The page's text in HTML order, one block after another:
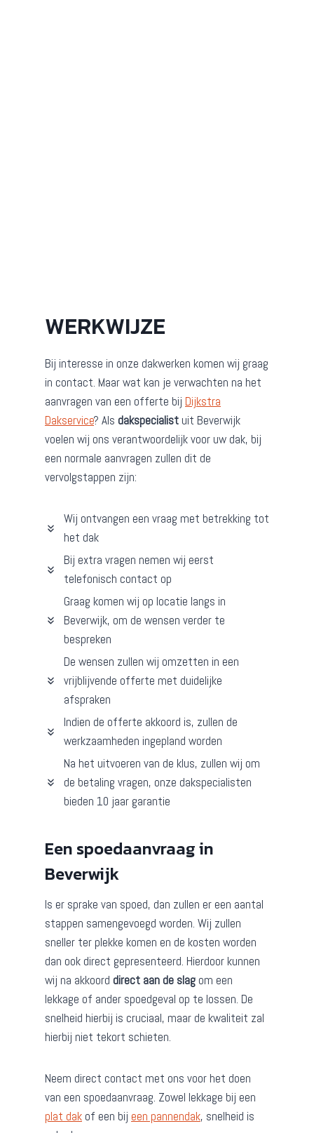
WERKWIJZE
Bij interesse in onze dakwerken komen wij graag
in contact. Maar wat kan je verwachten na het
aanvragen van een offerte bij Dijkstra
Dakservice? Als dakspecialist uit Beverwijk
voelen wij ons verantwoordelijk voor uw dak, bij
een normale aanvragen zullen dit de
vervolgstappen zijn:
Wij ontvangen een vraag met betrekking tot
het dak
Bij extra vragen nemen wij eerst
telefonisch contact op
Graag komen wij op locatie langs in
Beverwijk, om de wensen verder te
bespreken
De wensen zullen wij omzetten in een
vrijblijvende offerte met duidelijke
afspraken
Indien de offerte akkoord is, zullen de
werkzaamheden ingepland worden
Na het uitvoeren van de klus, zullen wij om
de betaling vragen, onze dakspecialisten
bieden 10 jaar garantie
Een spoedaanvraag in
Beverwijk
Is er sprake van spoed, dan zullen er een aantal
stappen samengevoegd worden. Wij zullen
sneller ter plekke komen en de kosten worden
dan ook direct gepresenteerd. Hierdoor kunnen
wij na akkoord direct aan de slag om een
lekkage of ander spoedgeval op te lossen. De
snelheid hierbij is cruciaal, maar de kwaliteit zal
hierbij niet tekort schieten.
Neem direct contact met ons voor het doen
van een spoedaanvraag. Zowel lekkage bij een
plat dak of een bij een pannendak, snelheid is